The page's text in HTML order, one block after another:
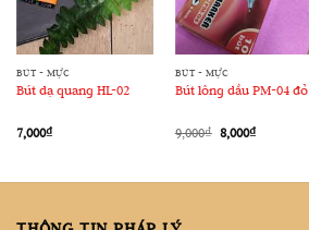
BÚT - MỰC
Bút dạ quang HL-02
7,000₫
BÚT - MỰC
Bút lông dầu PM-04 đỏ
9,000₫ Giá
8,000₫Giá